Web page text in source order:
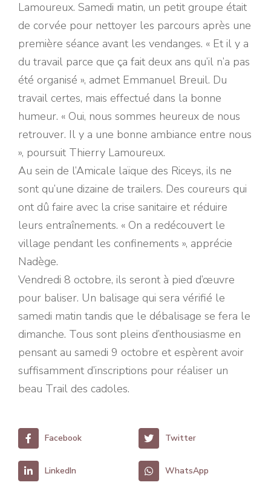
Lamoureux. Samedi matin, un petit groupe était
de corvée pour nettoyer les parcours après une
première séance avant les vendanges. « Et il y a
du travail parce que ça fait deux ans qu’il n’a pas
été organisé », admet Emmanuel Breuil. Du
travail certes, mais effectué dans la bonne
humeur. « Oui, nous sommes heureux de nous
retrouver. Il y a une bonne ambiance entre nous
», poursuit Thierry Lamoureux.
Au sein de l’Amicale laïque des Riceys, ils ne
sont qu’une dizaine de trailers. Des coureurs qui
ont dû faire avec la crise sanitaire et réduire
leurs entraînements. « On a redécouvert le
village pendant les confinements », apprécie
Nadège.
Vendredi 8 octobre, ils seront à pied d’œuvre
pour baliser. Un balisage qui sera vérifié le
samedi matin tandis que le débalisage se fera le
dimanche. Tous sont pleins d’enthousiasme en
pensant au samedi 9 octobre et espèrent avoir
suffisamment d’inscriptions pour réaliser un
beau Trail des cadoles.
Facebook Twitter
LinkedIn WhatsApp